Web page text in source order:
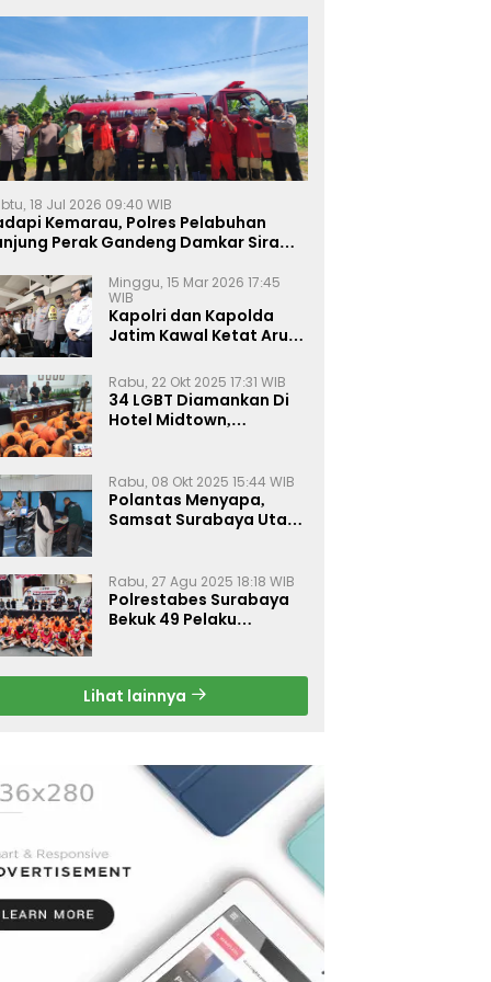
18 Jul 2026 09:40 WIB
Kemarau, Polres Pelabuhan
Perak Gandeng Damkar Siram
Minggu, 15 Mar 2026 17:45
WIB
Kapolri dan Kapolda
Jatim Kawal Ketat Arus
Rabu, 22 Okt 2025 17:31 WIB
34 LGBT Diamankan Di
Hotel Midtown,
Rabu, 08 Okt 2025 15:44 WIB
Polantas Menyapa,
Samsat Surabaya Utara
Rabu, 27 Agu 2025 18:18 WIB
Polrestabes Surabaya
Bekuk 49 Pelaku
Gratis
Lihat lainnya